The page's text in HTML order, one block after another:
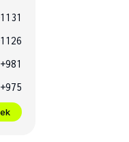
+981
+975